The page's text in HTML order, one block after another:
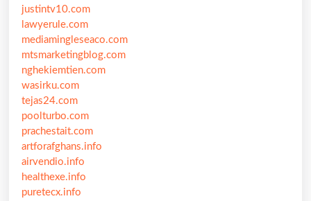
justintv10.com
lawyerule.com
mediamingleseaco.com
mtsmarketingblog.com
nghekiemtien.com
wasirku.com
tejas24.com
poolturbo.com
prachestait.com
artforafghans.info
airvendio.info
healthexe.info
puretecx.info